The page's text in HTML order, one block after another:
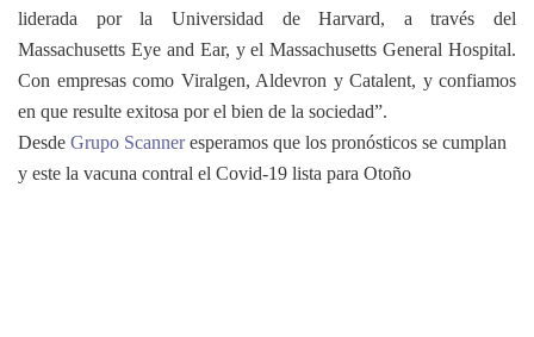
liderada por la Universidad de Harvard, a través del
Massachusetts Eye and Ear, y el Massachusetts General Hospital.
Con empresas como Viralgen, Aldevron y Catalent, y confiamos
en que resulte exitosa por el bien de la sociedad”.
Desde Grupo Scanneresperamos que los pronósticos se cumplan
y este la vacuna contral el Covid-19 lista para Otoño